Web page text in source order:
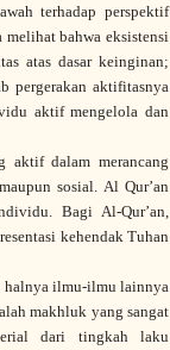
terhadap perspektif
bahwa eksistensi
atas dasar keinginan;
pergerakanaktifitasnya
aktif mengelola dan
aktif dalam merancang
sosial. Al Qur’an
Bagi Al-Qur’an,
kehendak Tuhan
halnya ilmu-ilmu lainnya
makhluk yang sangat
dari tingkah laku